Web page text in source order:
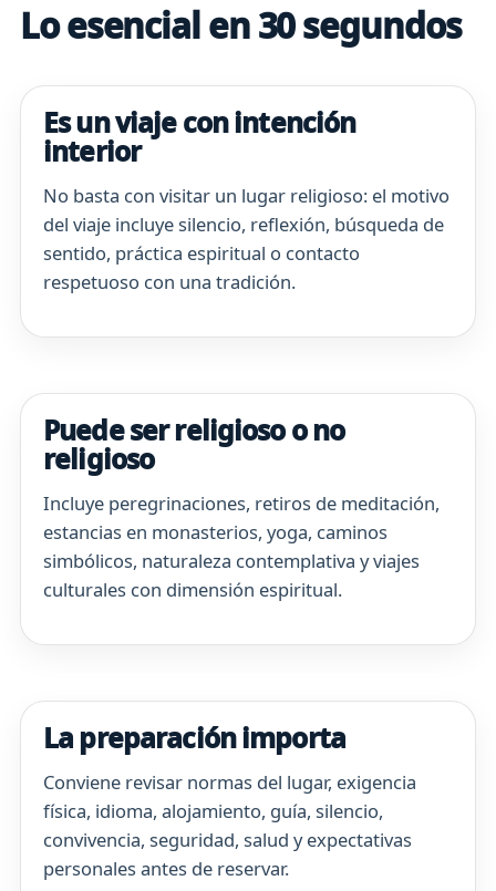
Lo esencial en 30 segundos
Es un viaje con intención
interior
No basta con visitar un lugar religioso: el motivo
del viaje incluye silencio, reflexión, búsqueda de
sentido, práctica espiritual o contacto
respetuoso con una tradición.
Puede ser religioso o no
religioso
Incluye peregrinaciones, retiros de meditación,
estancias en monasterios, yoga, caminos
simbólicos, naturaleza contemplativa y viajes
culturales con dimensión espiritual.
La preparación importa
Conviene revisar normas del lugar, exigencia
física, idioma, alojamiento, guía, silencio,
convivencia, seguridad, salud y expectativas
personales antes de reservar.